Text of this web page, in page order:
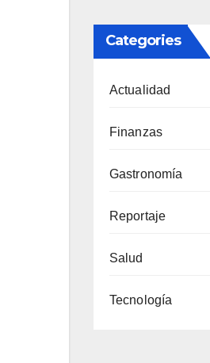
Categories
Actualidad
Finanzas
Gastronomía
Reportaje
Salud
Tecnología